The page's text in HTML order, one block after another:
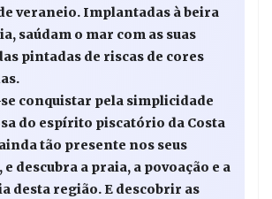
veraneio. Implantadas à beira
saúdam o mar com as suas
pintadas de riscas de cores
conquistar pela simplicidade
do espírito piscatório da Costa
tão presente nos seus
e descubra a praia, a povoação e a
desta região. E descobrir as